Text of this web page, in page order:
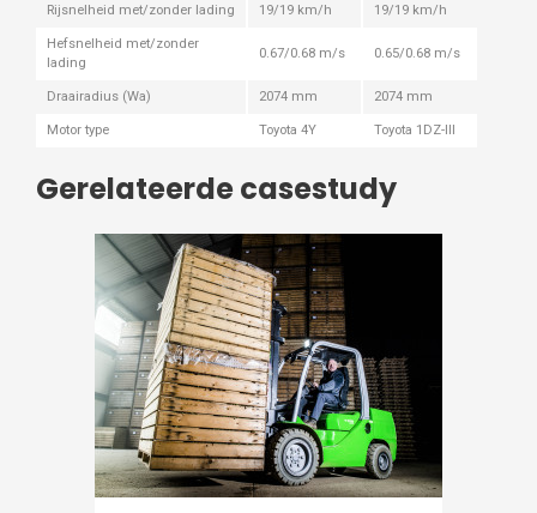
Rijsnelheid met/zonder lading 19/19 km/h 19/19 km/h
Hefsnelheid met/zonder
lading
0.67/0.68 m/s 0.65/0.68 m/s
Draairadius (Wa) 2074 mm 2074 mm
Motor type Toyota 4Y Toyota 1DZ-III
Gerelateerde casestudy